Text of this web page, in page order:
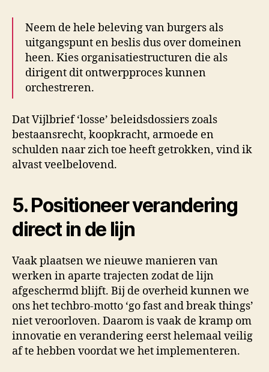
Neem de hele beleving van burgers als
uitgangspunt en beslis dus over domeinen
heen. Kies organisatiestructuren die als
dirigent dit ontwerpproces kunnen
orchestreren.
Dat Vijlbrief ‘losse’ beleidsdossiers zoals
bestaansrecht, koopkracht, armoede en
schulden naar zich toe heeft getrokken, vind ik
alvast veelbelovend.
5. Positioneer verandering
direct in de lijn
Vaak plaatsen we nieuwe manieren van
werken in aparte trajecten zodat de lijn
afgeschermd blijft. Bij de overheid kunnen we
ons het techbro-motto ‘go fast and break things’
niet veroorloven. Daarom is vaak de kramp om
innovatie en verandering eerst helemaal veilig
af te hebben voordat we het implementeren.